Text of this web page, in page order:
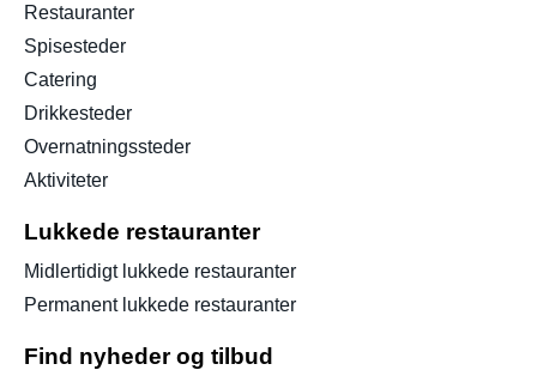
Restauranter
Spisesteder
Catering
Drikkesteder
Overnatningssteder
Aktiviteter
Lukkede restauranter
Midlertidigt lukkede restauranter
Permanent lukkede restauranter
Find nyheder og tilbud